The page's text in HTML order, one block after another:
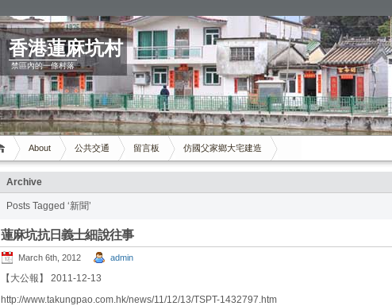
香港蓮麻坑村
禁區內的一條村落
About 公共交通 留言板 仿國父家鄉大宅建造
Archive
Posts Tagged ‘新聞’
蓮麻坑抗日義士細說往事
March 6th, 2012 admin
【大公報】 2011-12-13
http://www.takungpao.com.hk/news/11/12/13/TSPT-1432797.htm